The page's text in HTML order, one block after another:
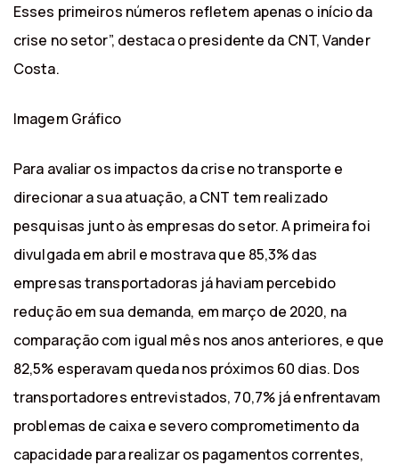
Esses primeiros números refletem apenas o início da
crise no setor”, destaca o presidente da CNT, Vander
Costa.
Imagem Gráfico
Para avaliar os impactos da crise no transporte e
direcionar a sua atuação, a CNT tem realizado
pesquisas junto às empresas do setor. A primeira foi
divulgada em abril e mostrava que 85,3% das
empresas transportadoras já haviam percebido
redução em sua demanda, em março de 2020, na
comparação com igual mês nos anos anteriores, e que
82,5% esperavam queda nos próximos 60 dias. Dos
transportadores entrevistados, 70,7% já enfrentavam
problemas de caixa e severo comprometimento da
capacidade para realizar os pagamentos correntes,